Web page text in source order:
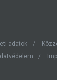
adatok